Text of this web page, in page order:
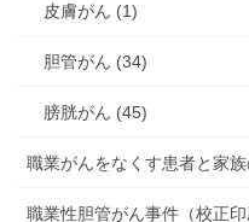
皮膚がん (1)
胆管がん (34)
膀胱がん (45)
職業がんをなくす患者と家
職業性胆管がん事件（校正